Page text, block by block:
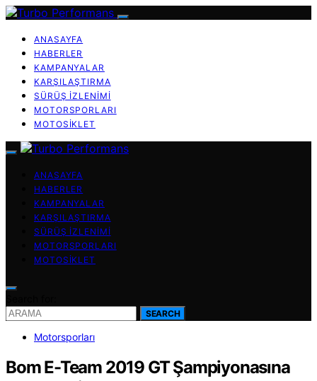
ANASAYFA
HABERLER
KAMPANYALAR
KARŞILAŞTIRMA
SÜRÜŞ İZLENIMI
MOTORSPORLARI
MOTOSIKLET
ANASAYFA
HABERLER
KAMPANYALAR
KARŞILAŞTIRMA
SÜRÜŞ İZLENIMI
MOTORSPORLARI
MOTOSIKLET
SEARCH
Motorsporları
Bom E-Team 2019 GT Şampiyonasına